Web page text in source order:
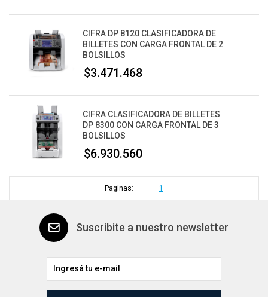
CIFRA DP 8120 CLASIFICADORA DE
BILLETES CON CARGA FRONTAL DE 2
BOLSILLOS
$3.471.468
CIFRA CLASIFICADORA DE BILLETES
DP 8300 CON CARGA FRONTAL DE 3
BOLSILLOS
$6.930.560
Paginas: 1
Suscribite a nuestro newsletter